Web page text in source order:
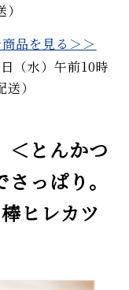
品を見る＞＞
（水）午前10時
）
＜とんかつ
っぱり。
ヒレカツ